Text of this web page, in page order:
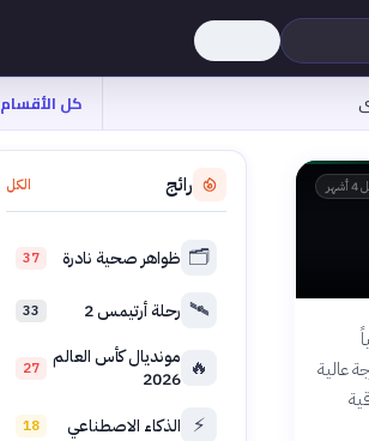
كل الأقسام
عالية
رائج الكل
🗂️ ظواهر صحية نادرة 37
🛰️ رحلة أرتيمس 2 33
🔥 مونديال كأس العالم
2026
27
⚡ الذكاء الاصطناعي 18